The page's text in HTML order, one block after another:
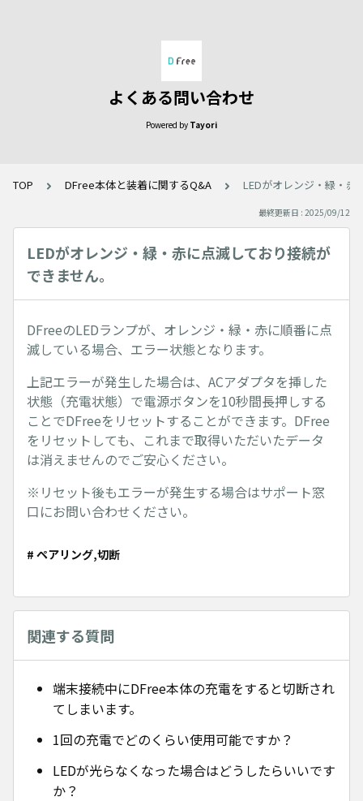
よくある問い合わせ
Powered by Tayori
TOP DFree本体と装着に関するQ&A LEDがオレンジ・緑・赤
最終更新日 : 2025/09/12
LEDがオレンジ・緑・赤に点滅しており接続が
できません。
DFreeのLEDランプが、オレンジ・緑・赤に順番に点
滅している場合、エラー状態となります。
上記エラーが発生した場合は、ACアダプタを挿した
状態（充電状態）で電源ボタンを10秒間長押しする
ことでDFreeをリセットすることができます。DFree
をリセットしても、これまで取得いただいたデータ
は消えませんのでご安心ください。
※リセット後もエラーが発生する場合はサポート窓
口にお問い合わせください。
# ペアリング,切断
関連する質問
端末接続中にDFree本体の充電をすると切断され
てしまいます。
1回の充電でどのくらい使用可能ですか？
LEDが光らなくなった場合はどうしたらいいです
か？